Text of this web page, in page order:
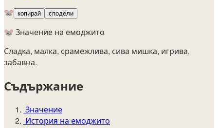
🐭 копирай сподели
🐭 Значение на емоджито
Сладка, малка, срамежлива, сива мишка, игрива,
забавна.
Съдържание
Значение
История на емоджито